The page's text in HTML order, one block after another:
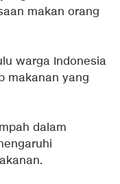
makan orang
warga Indonesia
makanan yang
dalam